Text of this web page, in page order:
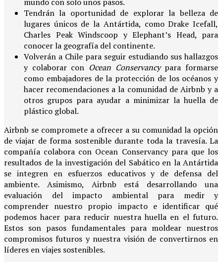
Tendrán la oportunidad de explorar la belleza de
lugares únicos de la Antártida, como Drake Icefall,
Charles Peak Windscoop y Elephant’s Head, para
conocer la geografía del continente.
Volverán a Chile para seguir estudiando sus hallazgos
y colaborar con Ocean Conservancypara formarse
como embajadores de la protección de los océanos y
hacer recomendaciones a la comunidad de Airbnb y a
otros grupos para ayudar a minimizar la huella de
plástico global.
Airbnb se compromete a ofrecer a su comunidad la opción
de viajar de forma sostenible durante toda la travesía. La
compañía colabora con Ocean Conservancy para que los
resultados de la investigación del Sabático en la Antártida
se integren en esfuerzos educativos y de defensa del
ambiente. Asimismo, Airbnb está desarrollando una
evaluación del impacto ambiental para medir y
comprender nuestro propio impacto e identificar qué
podemos hacer para reducir nuestra huella en el futuro.
Estos son pasos fundamentales para moldear nuestros
compromisos futuros y nuestra visión de convertirnos en
líderes en viajes sostenibles.